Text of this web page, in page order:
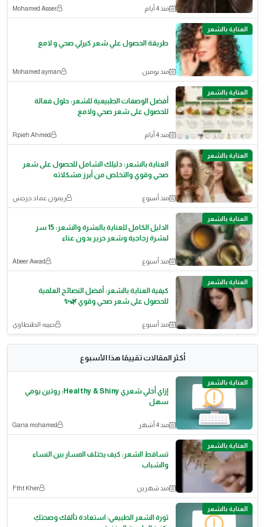
منذ 4 أيام Mohamed Asser
العناية بالشعر
طريقة الحصول علي شعر كيرلي صحي و لامع
منذ يومين Mohamed ayman
العناية بالشعر
أفضل الوصفات الطبيعية للشعر: حلول فعالة
للحصول على شعر صحي ولامع
منذ 4 أيام Rpieh Ahmed
العناية بالشعر
العناية بالشعر: دليلك الشامل للحصول على شعر
صحي وقوي والتخلص من أبرز مشكلاته
منذ أسبوع ريمون عماد جرجس
العناية بالشعر
الدليل الكامل للعناية بالبشرة والشعر: 15 سر
لبشرة زجاجية وشعر حرير بدون عناء
منذ أسبوع Abeer Awad
العناية بالشعر
كيفية العناية بالشعر: أفضل النصائح العلمية
للحصول على شعر صحي وقوي 🌿✨
منذ أسبوع حبيبه الطنطاوي
أكثر المقالات تقييمًا هذا الأسبوع
العناية بالشعر
إزاي أخلي شعري Healthy & Shiny: روتين يومي
سهل
منذ 4 أشهر Gana mohamed
العناية بالشعر
تساقط الشعر: كيف يختلف المسار بين النساء
والشباب
منذ شهرين Ftht Kher
العناية بالشعر
ثورة الشعر الطبيعي: استعادة تألقك وصحتكِ